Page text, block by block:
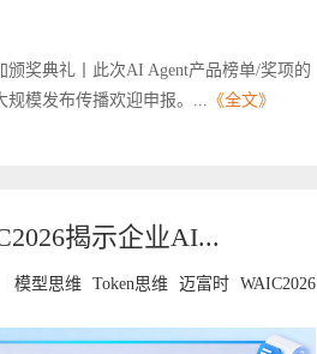
奖典礼丨此次AI Agent产品榜单/奖项的
规模发布传播欢迎申报。... 《全文》
揭示企业AI...
模型思维 Token思维 迈富时 WAIC2026